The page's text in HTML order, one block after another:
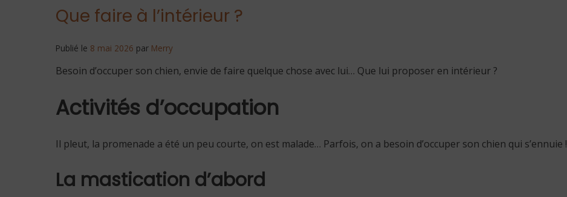
Que faire à l’intérieur ?
Publié le 8 mai 2026 par Merry
Besoin d’occuper son chien, envie de faire quelque chose avec lui… Que lui proposer en intérieur ?
Activités d’occupation
Il pleut, la promenade a été un peu courte, on est malade… Parfois, on a besoin d’occuper son chien qui s’ennuie !
La mastication d’abord